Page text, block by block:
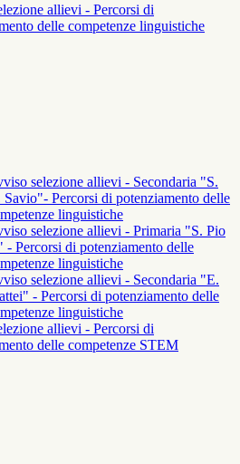
allievi - Percorsi di
delle competenze linguistiche
selezione allievi - Secondaria "S.
Savio"- Percorsi di potenziamento delle
linguistiche
selezione allievi - Primaria "S. Pio
- Percorsi di potenziamento delle
linguistiche
selezione allievi - Secondaria "E.
- Percorsi di potenziamento delle
linguistiche
allievi - Percorsi di
delle competenze STEM